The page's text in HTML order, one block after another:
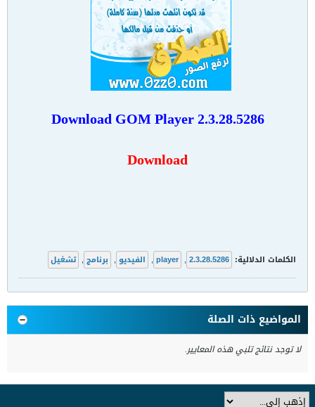
Download GOM Player 2.3.28.5286
Download
الكلمات الدلالية: 2.3.28.5286
,
player
, الفيديو , برنامج , تشغيل
المواضيع ذات الصلة
لا توجد نتائج تلبي هذه المعايير.